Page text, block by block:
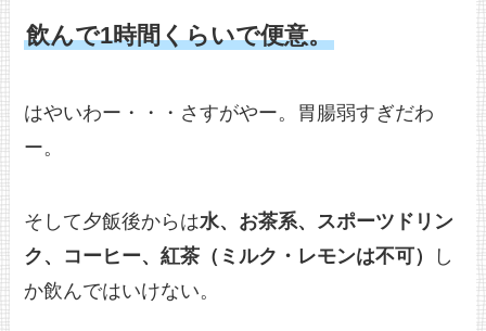
飲んで1時間くらいで便意。
はやいわー・・・さすがやー。胃腸弱すぎだわ
ー。
そして夕飯後からは水、お茶系、スポーツドリン
ク、コーヒー、紅茶（ミルク・レモンは不可）
し
か飲んではいけない。